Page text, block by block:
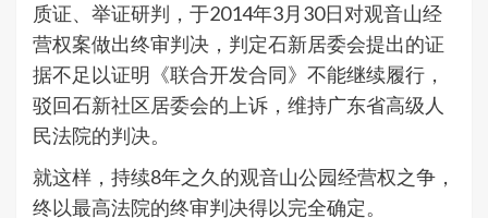
质证、举证研判，于2014年3月30日对观音山经
营权案做出终审判决，判定石新居委会提出的证
据不足以证明《联合开发合同》不能继续履行，
驳回石新社区居委会的上诉，维持广东省高级人
民法院的判决。
就这样，持续8年之久的观音山公园经营权之争，
终以最高法院的终审判决得以完全确定。